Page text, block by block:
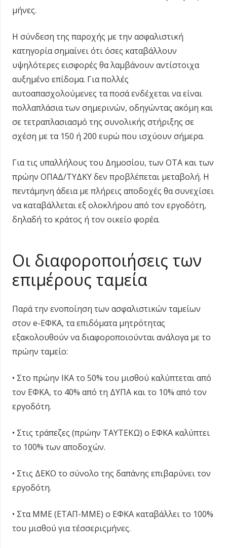
μήνες.
Η σύνδεση της παροχής με την ασφαλιστική
κατηγορία σημαίνει ότι όσες καταβάλλουν
υψηλότερες εισφορές θα λαμβάνουν αντίστοιχα
αυξημένο επίδομα. Για πολλές
αυτοαπασχολούμενες τα ποσά ενδέχεται να είναι
πολλαπλάσια των σημερινών, οδηγώντας ακόμη και
σε τετραπλασιασμό της συνολικής στήριξης σε
σχέση με τα 150 ή 200 ευρώ που ισχύουν σήμερα.
Για τις υπαλλήλους του Δημοσίου, των ΟΤΑ και των
πρώην ΟΠΑΔ/ΤΥΔΚΥ δεν προβλέπεται μεταβολή. Η
πεντάμηνη άδεια με πλήρεις αποδοχές θα συνεχίσει
να καταβάλλεται εξ ολοκλήρου από τον εργοδότη,
δηλαδή το κράτος ή τον οικείο φορέα.
Οι διαφοροποιήσεις των
επιμέρους ταμεία
Παρά την ενοποίηση των ασφαλιστικών ταμείων
στον e-ΕΦΚΑ, τα επιδόματα μητρότητας
εξακολουθούν να διαφοροποιούνται ανάλογα με το
πρώην ταμείο:
• Στο πρώην ΙΚΑ το 50% του μισθού καλύπτεται από
τον ΕΦΚΑ, το 40% από τη ΔΥΠΑ και το 10% από τον
εργοδότη.
• Στις τράπεζες (πρώην ΤΑΥΤΕΚΩ) ο ΕΦΚΑ καλύπτει
το 100% των αποδοχών.
• Στις ΔΕΚΟ το σύνολο της δαπάνης επιβαρύνει τον
εργοδότη.
• Στα ΜΜΕ (ΕΤΑΠ-ΜΜΕ) ο ΕΦΚΑ καταβάλλει το 100%
του μισθού για τέσσεριςμήνες.